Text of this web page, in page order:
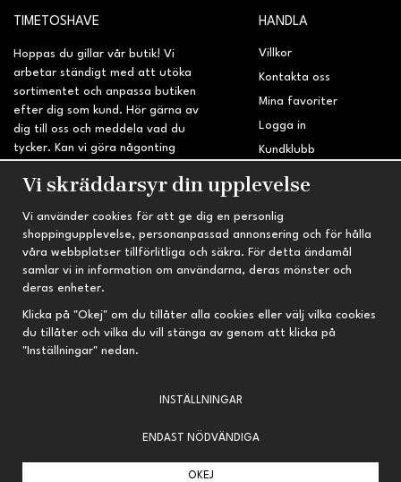
TIMETOSHAVE
Hoppas du gillar vår butik! Vi
arbetar ständigt med att utöka
sortimentet och anpassa butiken
efter dig som kund. Hör gärna av
dig till oss och meddela vad du
tycker. Kan vi göra någonting
sidan?
HANDLA
Villkor
Kontakta oss
Mina favoriter
Logga in
Kundklubb
Retur & Reklamation
INFORMATION
Om oss
Nyheter
Nyhetsbrev
Om cookies
Prenumeration
TRYGG HANDEL
Fri frakt vid köp över 695 kr
Kvalitetsprodukter till kanonpris
Vi skräddarsyr din upplevelse
Vi använder cookies för att ge dig en personlig
shoppingupplevelse, personanpassad annonsering och för hålla
våra webbplatser tillförlitliga och säkra. För detta ändamål
samlar vi in information om användarna, deras mönster och
deras enheter.
Klicka på "Okej" om du tillåter alla cookies eller välj vilka cookies
du tillåter och vilka du vill stänga av genom att klicka på
"Inställningar" nedan.
INSTÄLLNINGAR
ENDAST NÖDVÄNDIGA
OKEJ